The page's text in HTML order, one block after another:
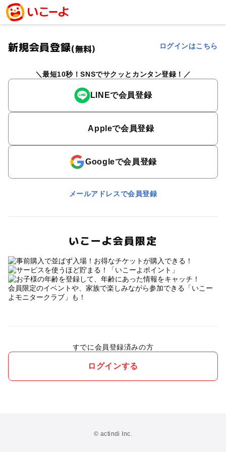
新規会員登録(無料) ログインはこちら
最短10秒！SNSでサクッとカンタン登録！
LINEで会員登録
Appleで会員登録
Googleで会員登録
メールアドレスで会員登録
いこーよ会員限定
会員限定のイベントや、家族で楽しみながら参加できる「いこー
よモニタークラブ」も！
すでに会員登録済みの方
ログインする
© actindi Inc.